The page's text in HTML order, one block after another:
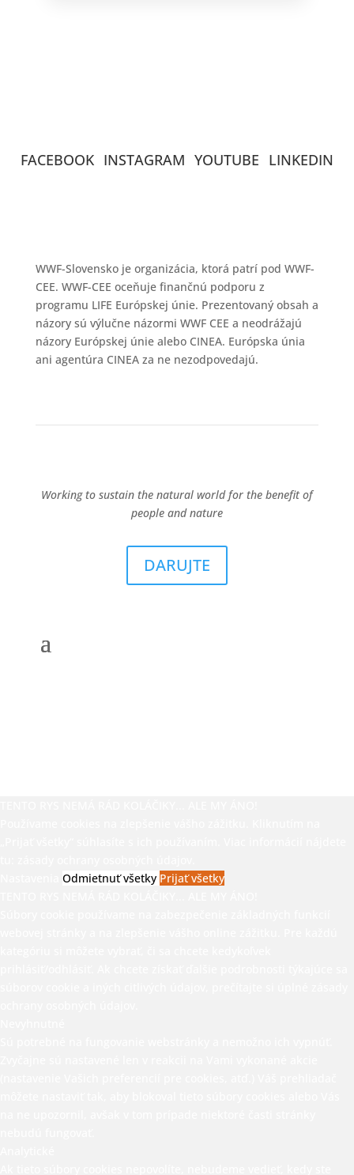
FACEBOOK INSTAGRAM YOUTUBE LINKEDIN
WWF-Slovensko je organizácia, ktorá patrí pod WWF-
CEE. WWF-CEE oceňuje finančnú podporu z
programu LIFE Európskej únie. Prezentovaný obsah a
názory sú výlučne názormi WWF CEE a neodrážajú
názory Európskej únie alebo CINEA. Európska únia
ani agentúra CINEA za ne nezodpovedajú.
Working to sustain the natural world for the benefit of
people and nature
DARUJTE
Odmietnuť všetky Prijať všetky